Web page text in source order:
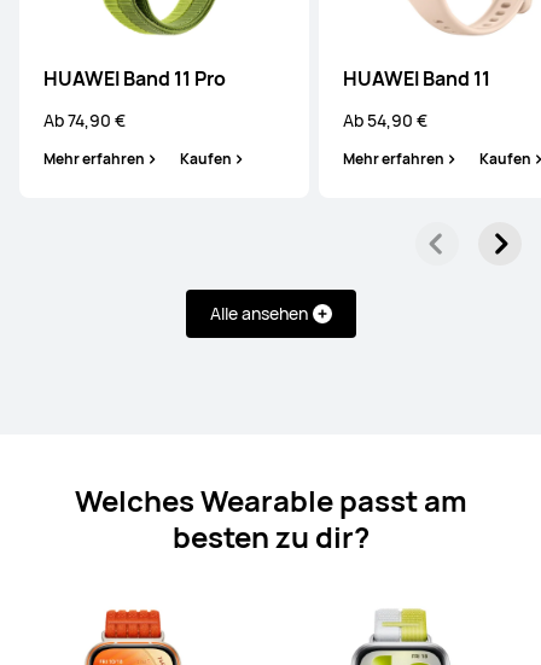
HUAWEI Band 11 Pro
Ab 74,90 €
Mehr erfahren Kaufen
HUAWEI Band 11
Ab 54,90 €
Mehr erfahren Kaufen
Alle ansehen
WATCH FIT Series
HUAWEI WATCH FIT 5 Pro
Ab 259,00 €
HUAWEI WATCH FIT 5
oder Finanzierung möglich
Kaufen
Welches Wearable passt am
besten zu dir?